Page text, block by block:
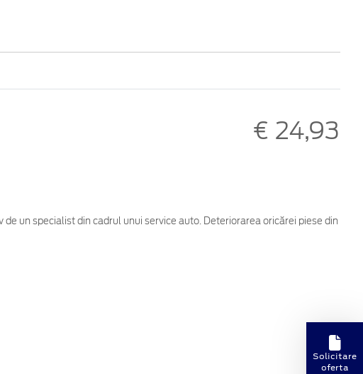
€ 24,93
un specialist din cadrul unui service auto. Deteriorarea oricărei piese din
Solicitare
oferta